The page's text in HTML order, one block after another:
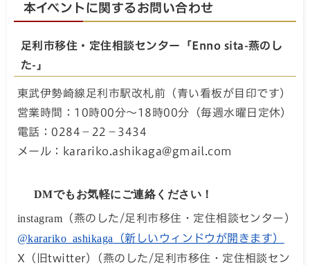
本イベントに関するお問い合わせ
足利市移住・定住相談センター「Enno sita-燕のし
た-」
東武伊勢崎線足利市駅改札前（青い看板が目印です）
営業時間：10時00分～18時00分（毎週水曜日定休）
電話：0284－22－3434
メール：karariko.ashikaga@gmail.com
DMでもお気軽にご連絡ください！
instagram （燕のした/足利市移住・定住相談センター）
@karariko_ashikaga
（新しいウィンドウが開きます）
X（旧twitter)（燕のした/足利市移住・定住相談セン